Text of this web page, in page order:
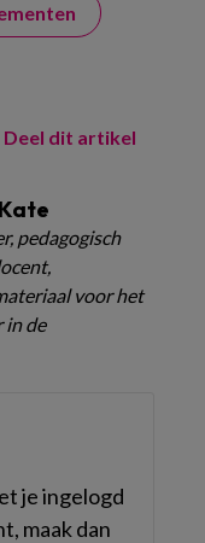
Deel dit artikel
pedagogisch
voor het
in de
je ingelogd
maak dan